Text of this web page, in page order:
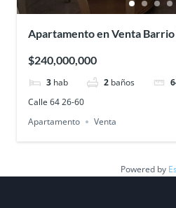
Apartamento en Venta Barrio
$240,000,000
3 hab 2 baños
Calle 64 26-60
Apartamento
Venta
Powered by